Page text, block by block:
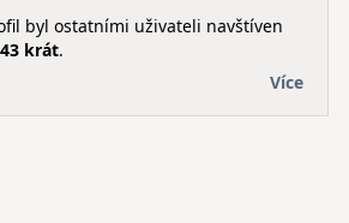
byl ostatními uživateli navštíven
krát.
Více